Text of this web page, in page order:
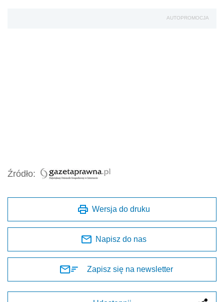
AUTOPROMOCJA
Źródło:
Wersja do druku
Napisz do nas
Zapisz się na newsletter